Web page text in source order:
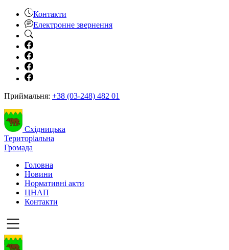
Контакти
Електронне звернення
Приймальня: +38 (03-248) 482 01
Східницька
Територіальна
Громада
Головна
Новини
Нормативні акти
ЦНАП
Контакти